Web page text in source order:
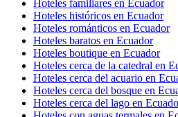
Hoteles familiares en Ecuador
Hoteles históricos en Ecuador
Hoteles románticos en Ecuador
Hoteles baratos en Ecuador
Hoteles boutique en Ecuador
Hoteles cerca de la catedral en
Hoteles cerca del acuario en
Hoteles cerca del bosque en
Hoteles cerca del lago en